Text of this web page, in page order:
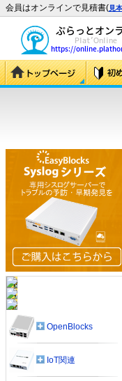
会員はオンラインで見積書(見本
OpenBlocks
IoT関連